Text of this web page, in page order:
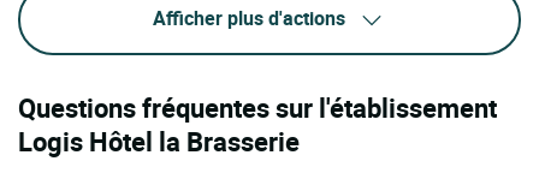
Afficher plus d'actions
Questions fréquentes sur l'établissement
Logis Hôtel la Brasserie